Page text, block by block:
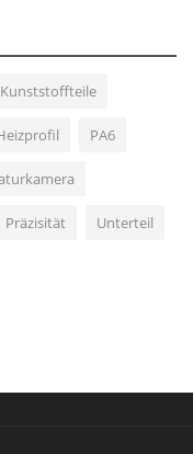
Kunststoffteile
PA6
Präzisität Unterteil